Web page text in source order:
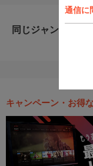
通信に
同じジャンルのお
キャンペーン・お得